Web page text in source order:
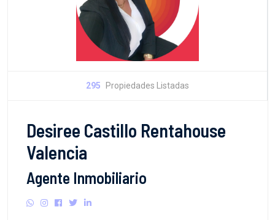
295 Propiedades Listadas
Desiree Castillo Rentahouse
Valencia
Agente Inmobiliario